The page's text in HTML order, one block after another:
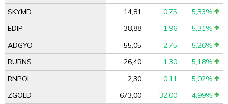
SKYMD
14,81 0,75
5,33%
EDIP
38,88 1,96
5,31%
ADGYO
55,05 2,75
5,26%
RUBNS
26,40 1,30
5,18%
RNPOL
2,30 0,11
5,02%
ZGOLD
673,00 32,00
4,99%